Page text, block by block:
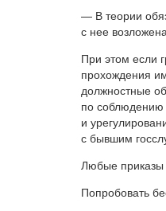
— В теории
с нее
При этом если
прохождения
должностные
по соблюдению
и
с бывшим
Любые приказы
Попробовать